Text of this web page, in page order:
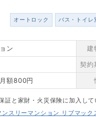
オートロック バス・トイレ
ン 建
契約
額800円
と家財・火災保険に加入して
ンスリーマンション リブマック